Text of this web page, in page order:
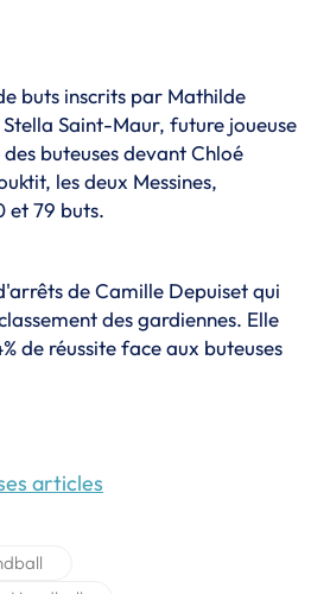
buts inscrits par Mathilde
Saint-Maur, future joueuse
buteuses devant Chloé
les deux Messines,
et 79 buts.
de Camille Depuiset qui
des gardiennes. Elle
de réussite face aux buteuses
articles